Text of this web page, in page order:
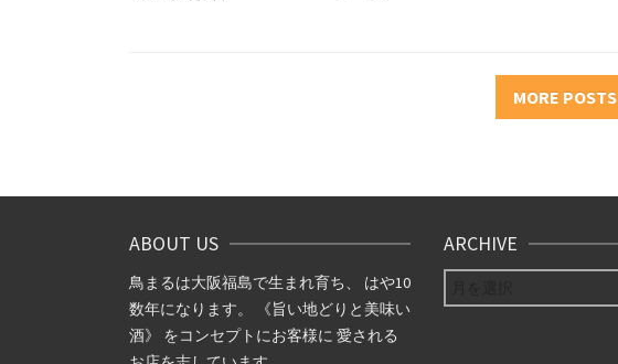
MORE POSTS
ABOUT US
鳥まるは大阪福島で生まれ育ち、 はや10
数年になります。 《旨い地どりと美味い
酒》 をコンセプトにお客様に 愛される
ARCHIVE